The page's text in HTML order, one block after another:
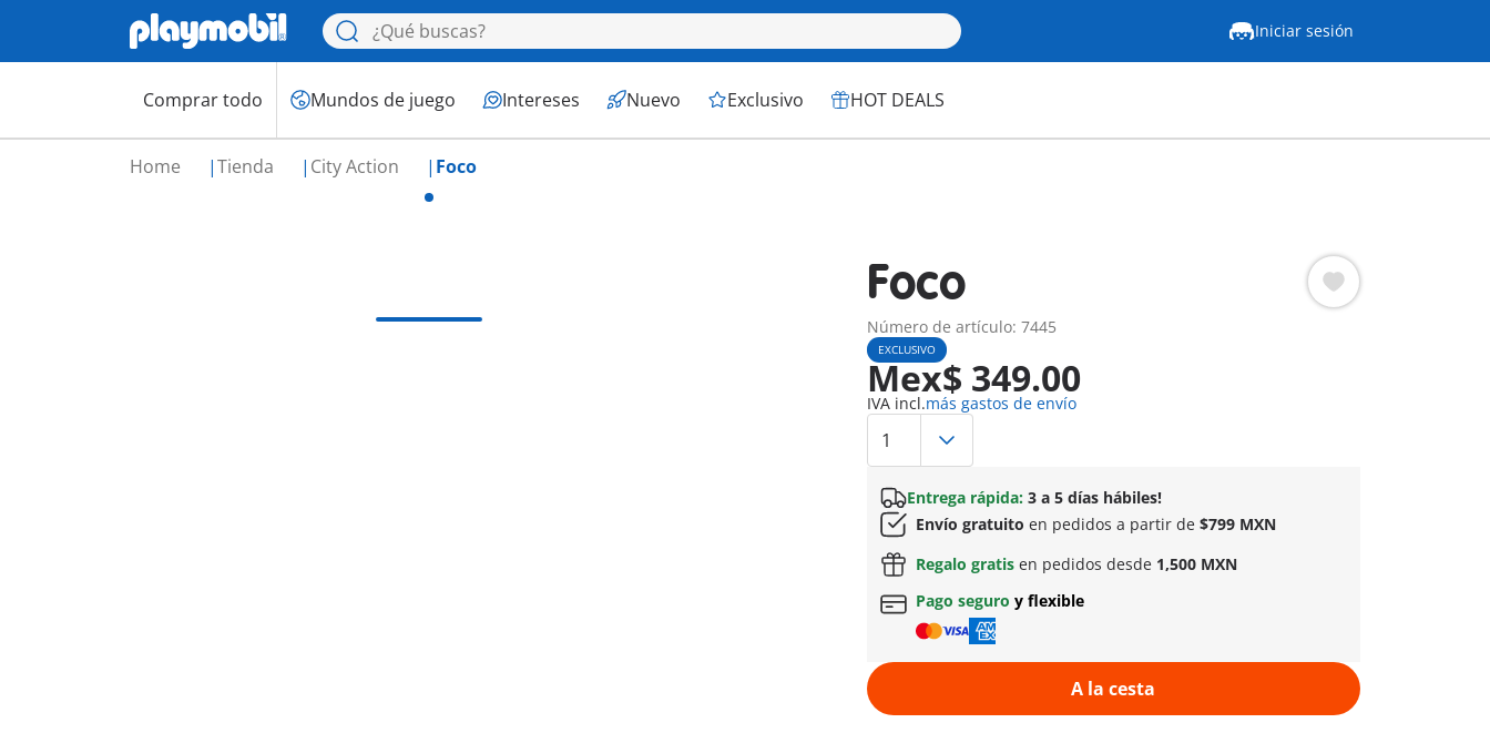
Iniciar sesión
Comprar todo Mundos de juego Intereses Nuevo Exclusivo HOT DEALS
Home Tienda City Action Foco
Foco
Número de artículo: 7445
EXCLUSIVO
Mex$ 349.00
IVA incl.más gastos de envío
Entrega rápida:3 a 5 días hábiles!
Envío gratuito en pedidos a partir de $799 MXN
Regalo gratis en pedidos desde 1,500 MXN
Pago seguro y flexible
A la cesta